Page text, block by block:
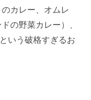
カレー、オムレ
の野菜カレー）、
いう破格すぎるお